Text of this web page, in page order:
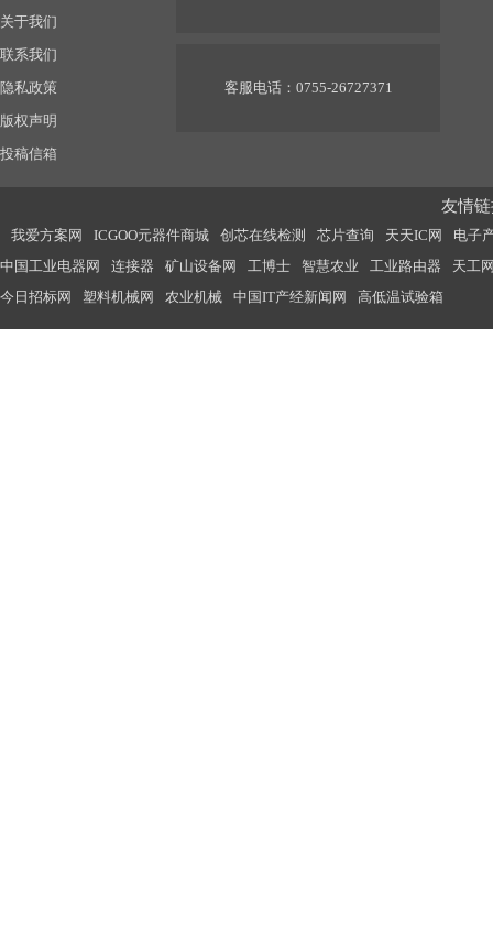
关于我们
联系我们
隐私政策
版权声明
投稿信箱
客服电话：0755-26727371
友情
我爱方案网 ICGOO元器件商城 创芯在线检测 芯片查询 天天IC网
电子
中国工业电器网
连接器 矿山设备网 工博士 智慧农业 工业路由器
天工
今日招标网
塑料机械网 农业机械 中国IT产经新闻网 高低温试验箱